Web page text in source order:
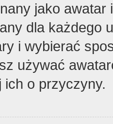
jako
dla każdego
i wybierać
używać
ich o przyczyny.